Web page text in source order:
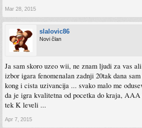
Mar 28, 2015
slalovic86
Novi član
Ja sam skoro uzeo wii, ne znam ljudi za vas
izbor igara fenomenalan zadnji 20tak dana
kong i cista uzivancija ... svako malo me
da je igra kvalitetna od pocetka do kraja, AAA
tek K leveli ...
Apr 7, 2015